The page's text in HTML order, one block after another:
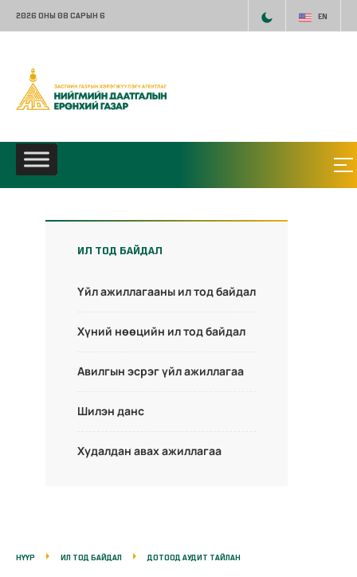
2026 ОНЫ 08 САРЫН 6 EN
ИЛ ТОД БАЙДАЛ
Үйл ажиллагааны ил тод байдал
Хүний нөөцийн ил тод байдал
Авилгын эсрэг үйл ажиллагаа
Шилэн данс
Худалдан авах ажиллагаа
НҮҮР ИЛ ТОД БАЙДАЛ ДОТООД АУДИТ ТАЙЛАН